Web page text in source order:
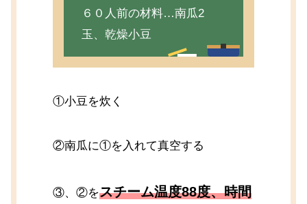
６０人前の材料…南瓜2
玉、乾燥小豆
①小豆を炊く
②南瓜に①を入れて真空する
③、②をスチーム温度88度、時間